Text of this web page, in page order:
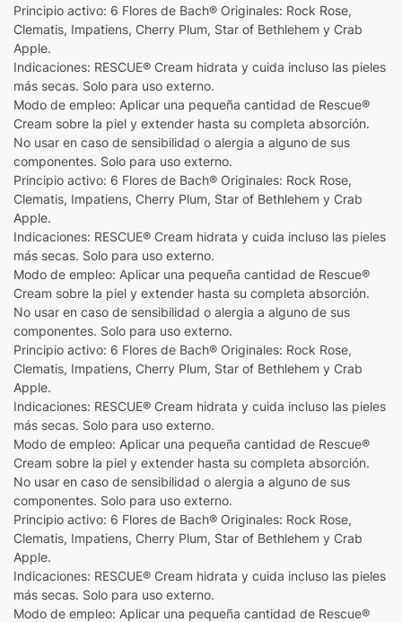
Principio activo: 6 Flores de Bach® Originales: Rock Rose,
Clematis, Impatiens, Cherry Plum, Star of Bethlehem y Crab
Apple.
Indicaciones: RESCUE® Cream hidrata y cuida incluso las pieles
más secas. Solo para uso externo.
Modo de empleo: Aplicar una pequeña cantidad de Rescue®
Cream sobre la piel y extender hasta su completa absorción.
No usar en caso de sensibilidad o alergia a alguno de sus
componentes. Solo para uso externo.
Principio activo: 6 Flores de Bach® Originales: Rock Rose,
Clematis, Impatiens, Cherry Plum, Star of Bethlehem y Crab
Apple.
Indicaciones: RESCUE® Cream hidrata y cuida incluso las pieles
más secas. Solo para uso externo.
Modo de empleo: Aplicar una pequeña cantidad de Rescue®
Cream sobre la piel y extender hasta su completa absorción.
No usar en caso de sensibilidad o alergia a alguno de sus
componentes. Solo para uso externo.
Principio activo: 6 Flores de Bach® Originales: Rock Rose,
Clematis, Impatiens, Cherry Plum, Star of Bethlehem y Crab
Apple.
Indicaciones: RESCUE® Cream hidrata y cuida incluso las pieles
más secas. Solo para uso externo.
Modo de empleo: Aplicar una pequeña cantidad de Rescue®
Cream sobre la piel y extender hasta su completa absorción.
No usar en caso de sensibilidad o alergia a alguno de sus
componentes. Solo para uso externo.
Principio activo: 6 Flores de Bach® Originales: Rock Rose,
Clematis, Impatiens, Cherry Plum, Star of Bethlehem y Crab
Apple.
Indicaciones: RESCUE® Cream hidrata y cuida incluso las pieles
más secas. Solo para uso externo.
Modo de empleo: Aplicar una pequeña cantidad de Rescue®